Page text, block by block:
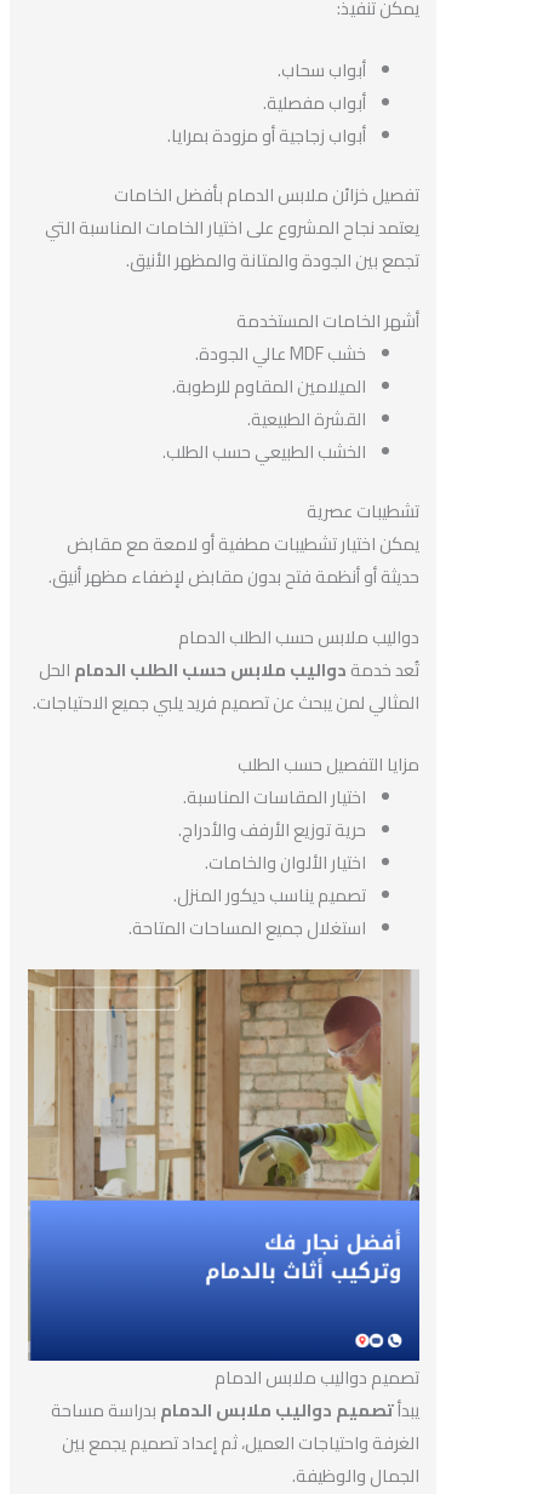
يمكن تنفيذ:
أبواب سحاب.
أبواب مفصلية.
أبواب زجاجية أو مزودة بمرايا.
تفصيل خزائن ملابس الدمام بأفضل الخامات
يعتمد نجاح المشروع على اختيار الخامات المناسبة التي
تجمع بين الجودة والمتانة والمظهر الأنيق.
أشهر الخامات المستخدمة
خشب MDF عالي الجودة.
الميلامين المقاوم للرطوبة.
القشرة الطبيعية.
الخشب الطبيعي حسب الطلب.
تشطيبات عصرية
يمكن اختيار تشطيبات مطفية أو لامعة مع مقابض
حديثة أو أنظمة فتح بدون مقابض لإضفاء مظهر أنيق.
دواليب ملابس حسب الطلب الدمام
تُعد خدمةدواليب ملابس حسب الطلب الدمامالحل
المثالي لمن يبحث عن تصميم فريد يلبي جميع الاحتياجات.
مزايا التفصيل حسب الطلب
اختيار المقاسات المناسبة.
حرية توزيع الأرفف والأدراج.
اختيار الألوان والخامات.
تصميم يناسب ديكور المنزل.
استغلال جميع المساحات المتاحة.
تصميم دواليب ملابس الدمام
تصميم دواليب ملابس الدمامبدراسة مساحة
الغرفة واحتياجات العميل، ثم إعداد تصميم يجمع بين
الجمال والوظيفة.